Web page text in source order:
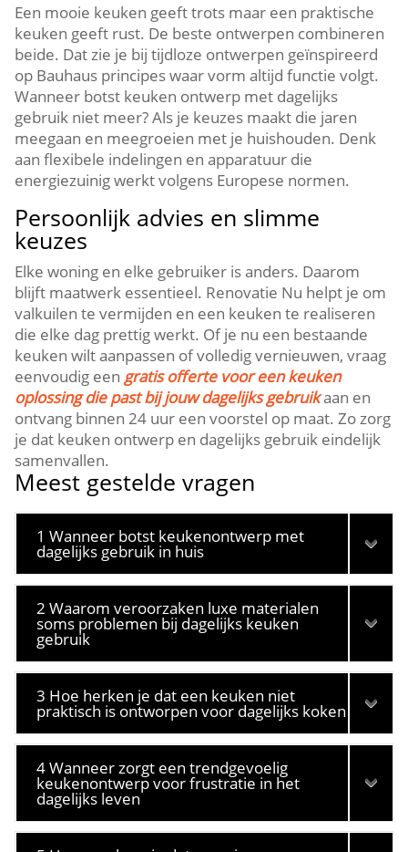
Een mooie keuken geeft trots maar een praktische
keuken geeft rust.​ De beste ontwerpen combineren
beide.​ Dat zie je bij tijdloze ontwerpen geïnspireerd
op Bauhaus principes waar vorm altijd functie volgt.​
Wanneer botst keuken ontwerp met dagelijks
gebruik niet meer? Als je keuzes maakt die jaren
meegaan en meegroeien met je huishouden.​ Denk
aan flexibele indelingen en apparatuur die
energiezuinig werkt volgens Europese normen.​
Persoonlijk advies en slimme
keuzes
Elke woning en elke gebruiker is anders.​ Daarom
blijft maatwerk essentieel.​ Renovatie Nu helpt je om
valkuilen te vermijden en een keuken te realiseren
die elke dag prettig werkt.​ Of je nu een bestaande
keuken wilt aanpassen of volledig vernieuwen, vraag
eenvoudig een gratis offerte voor een keuken
oplossing die past bij jouw dagelijks gebruikaan en
ontvang binnen 24 uur een voorstel op maat.​ Zo zorg
je dat keuken ontwerp en dagelijks gebruik eindelijk
samenvallen.​
Meest gestelde vragen
1 Wanneer botst keukenontwerp met
dagelijks gebruik in huis
2 Waarom veroorzaken luxe materialen
soms problemen bij dagelijks keuken
gebruik
3 Hoe herken je dat een keuken niet
praktisch is ontworpen voor dagelijks koken
4 Wanneer zorgt een trendgevoelig
keukenontwerp voor frustratie in het
dagelijks leven